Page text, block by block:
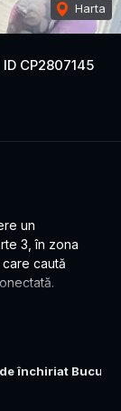
ID CP2807145
Harta
închiriat
un
3, în zona
caută